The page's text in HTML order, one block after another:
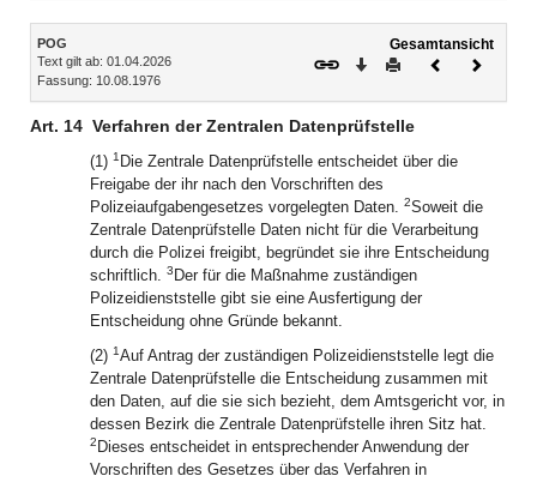
Inhalt
POG
Text gilt ab: 01.04.2026
Fassung: 10.08.1976
Gesamtansicht
Download
DruckenVorheriges
Art. 14 Verfahren der Zentralen Datenprüfstelle
(1) 1 Die Zentrale Datenprüfstelle entscheidet über die
Freigabe der ihr nach den Vorschriften des
Polizeiaufgabengesetzes vorgelegten Daten. 2Soweit die
Zentrale Datenprüfstelle Daten nicht für die Verarbeitung
durch die Polizei freigibt, begründet sie ihre Entscheidung
schriftlich. 3 Der für die Maßnahme zuständigen
Polizeidienststelle gibt sie eine Ausfertigung der
Entscheidung ohne Gründe bekannt.
(2) 1Auf Antrag der zuständigen Polizeidienststelle legt die
Zentrale Datenprüfstelle die Entscheidung zusammen mit
den Daten, auf die sie sich bezieht, dem Amtsgericht vor, in
dessen Bezirk die Zentrale Datenprüfstelle ihren Sitz hat.
2 Dieses entscheidet in entsprechender Anwendung der
Vorschriften des Gesetzes über das Verfahren in